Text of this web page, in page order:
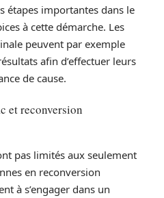
étapes importantes dans le
à cette démarche. Les
peuvent par exemple
afin d’effectuer leurs
de cause.
et reconversion
pas limités aux seulement
en reconversion
à s’engager dans un